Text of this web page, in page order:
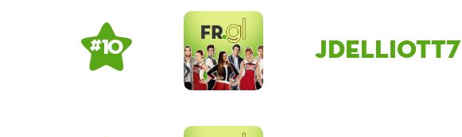
# 10 Jdelliott7